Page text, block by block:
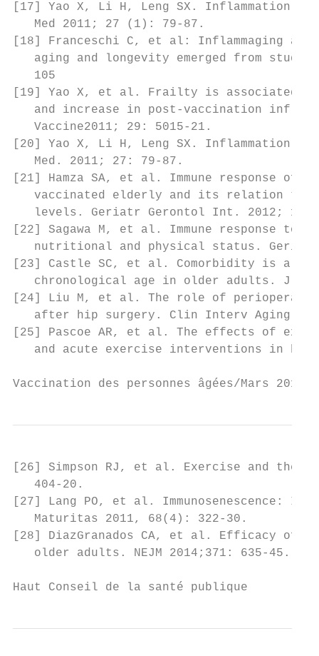
[17] Yao X, Li H, Leng SX. Inflammation
   Med 2011; 27 (1): 79-87.
[18] Franceschi C, et al: Inflammaging
aging and longevity emerged from
   105
[19] Yao X, et al. Frailty is associated
and increase in post-vaccination
   Vaccine2011; 29: 5015-21.
[20] Yao X, Li H, Leng SX. Inflammation
   Med. 2011; 27: 79-87.
[21] Hamza SA, et al. Immune response of
vaccinated elderly and its relation to
levels. Geriatr Gerontol Int. 2012; 12:
[22] Sagawa M, et al. Immune response
nutritional and physical status.
[23] Castle SC, et al. Comorbidity is a
chronological age in older adults. J
[24] Liu M, et al. The role of
after hip surgery. Clin Interv Aging.
[25] Pascoe AR, et al. The effects of
and acute exercise interventions in
Vaccination des personnes âgées/
[26] Simpson RJ, et al. Exercise and the
   404-20.
[27] Lang PO, et al. Immunosenescence:
   Maturitas 2011, 68(4): 322-30.
[28] DiazGranados CA, et al. Efficacy of
   older adults. NEJM 2014;371: 635-45.
Haut Conseil de la santé